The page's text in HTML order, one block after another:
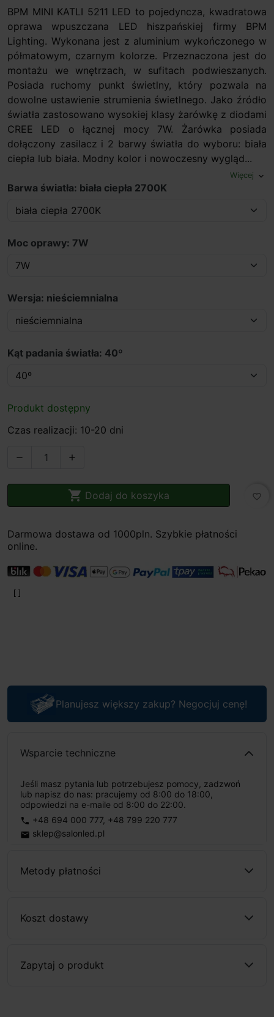
BPM MINI KATLI 5211 LED to pojedyncza, kwadratowa
oprawa wpuszczana LED hiszpańskiej firmy BPM
Lighting. Wykonana jest z aluminium wykończonego w
półmatowym, czarnym kolorze. Przeznaczona jest do
montażu we wnętrzach, w sufitach podwieszanych.
Posiada ruchomy punkt świetlny, który pozwala na
dowolne ustawienie strumienia świetlnego. Jako źródło
światła zastosowano wysokiej klasy żarówkę z diodami
CREE LED o łącznej mocy 7W. Żarówka posiada
dołączony zasilacz i 2 barwy światła do wyboru: biała
ciepła lub biała. Modny kolor i nowoczesny wygląd...
Więcej expand_more
Barwa światła: biała ciepła 2700K
Moc oprawy: 7W
Wersja: nieściemnialna
Kąt padania światła: 40º
Produkt dostępny
Czas realizacji: 10-20 dni
 
 Dodaj do koszyka favorite_border
Darmowa dostawa od 1000pln. Szybkie płatności
online.
Planujesz większy zakup? Negocjuj cenę!
Wsparcie techniczne
Jeśli masz pytania lub potrzebujesz pomocy, zadzwoń
lub napisz do nas: pracujemy od 8:00 do 18:00,
odpowiedzi na e-maile od 8:00 do 22:00.
phone +48 694 000 777, +48 799 220 777
email sklep@salonled.pl
Metody płatności
Koszt dostawy
Zapytaj o produkt